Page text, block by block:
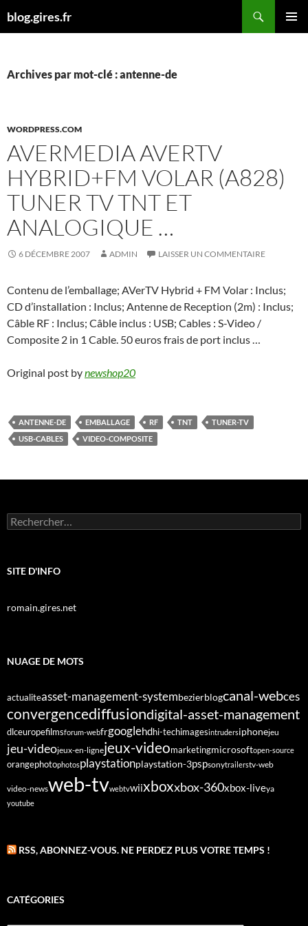
aublog.gires.fr
Archives par mot-clé : antenne-de
WORDPRESS.COM
AVERMEDIA AVERTV
HYBRID+FM VOLAR (A828)
TUNER TV TNT ET
ANALOGIQUE …
6 DÉCEMBRE 2007 ADMIN LAISSER UN COMMENTAIRE
Contenu de l’emballage; AVerTV Hybrid + FM Volar : Inclus;
CD d’installation : Inclus; Antenne de Reception (2m) : Inclus;
Câble RF : Inclus; Câble inclus : USB; Cables : S-Video /
Composite 2 in 1 Cable. 50 euros frais de port inclus …
Original post bynewshop20
ANTENNE-DE EMBALLAGE RF TNT
TUNER-TV
USB-CABLES
VIDEO-COMPOSITE
Rechercher :
SITE D'INFO
romain.gires.net
NUAGE DE MOTS
actualiteasset-management-systembezierblogcanal-webces
convergencediffusiondigital-asset-management
dlceuropefilmsforum-webfrgooglehdhi-techimagesintrudersiphonejeu
jeu-videojeux-en-lignejeux-videomarketingmicrosoftopen-source
orangephotophotosplaystationplaystation-3pspsonytrailerstv-web
video-newsweb-tvwebtvwiixboxxbox-360xbox-liveya
youtube
RSS, ABONNEZ-VOUS. NE PERDEZ PLUS VOTRE TEMPS !
CATÉGORIES